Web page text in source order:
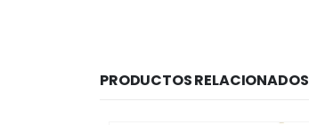
PRODUCTOS RELACIONADOS